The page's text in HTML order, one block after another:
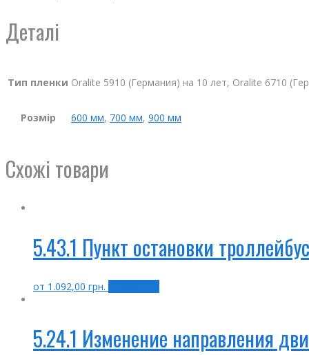
Деталі
Тип пленки Oralite 5910 (Германия) на 10 лет, Oralite 6710
Розмір 600 мм, 700 мм, 900 мм
Схожі товари
5.43.1 Пункт остановки
от 1.092,00 грн.
5.24.1 Изменение направления